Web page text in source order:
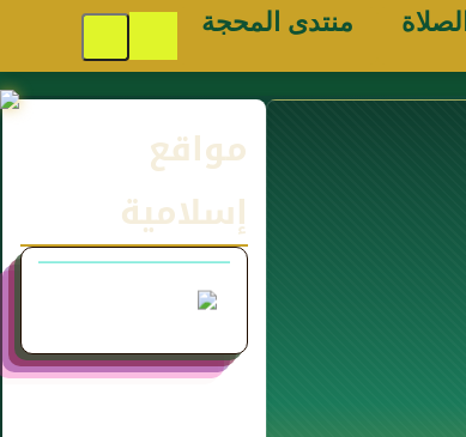
منتدى المحجة
مواقع
إسلامية